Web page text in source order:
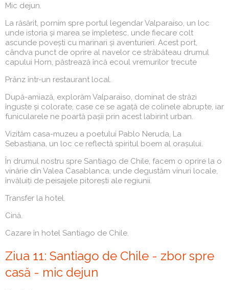
Mic dejun.
La răsărit, pornim spre portul legendar Valparaiso, un loc
unde istoria și marea se împletesc, unde fiecare colt
ascunde povești cu marinari și aventurieri. Acest port,
cândva punct de oprire al navelor ce străbăteau drumul
capului Horn, păstrează încă ecoul vremurilor trecute
Prânz într-un restaurant local.
După-amiază, explorăm Valparaiso, dominat de străzi
înguste și colorate, case ce se agață de colinele abrupte, iar
funicularele ne poartă pașii prin acest labirint urban.
Vizităm casa-muzeu a poetului Pablo Neruda, La
Sebastiana, un loc ce reflectă spiritul boem al orașului.
În drumul nostru spre Santiago de Chile, facem o oprire la o
vinărie din Valea Casablanca, unde degustăm vinuri locale,
învăluiți de peisajele pitorești ale regiunii.
Transfer la hotel.
Cină.
Cazare în hotel Santiago de Chile.
Ziua 11: Santiago de Chile - zbor spre
casă - mic dejun